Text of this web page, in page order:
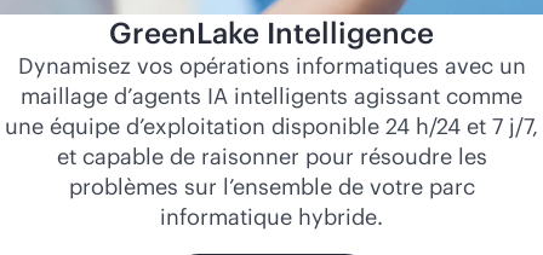
GreenLake Intelligence
Dynamisez vos opérations informatiques avec un
maillage d’agents IA intelligents agissant comme
une équipe d’exploitation disponible 24 h/24 et 7 j/7,
et capable de raisonner pour résoudre les
problèmes sur l’ensemble de votre parc
informatique hybride.